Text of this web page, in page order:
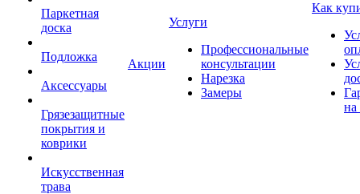
Паркетная
доска
Подложка
Аксессуары
Грязезащитные
покрытия и
коврики
Искусственная
трава
Акции
Услуги
Профессиональные
консультации
Нарезка
Замеры
Как
на